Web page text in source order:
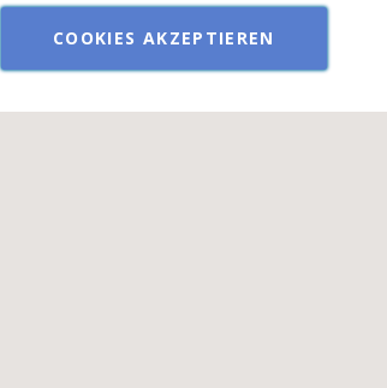
Verkauf ausschließlich an
COOKIES AKZEPTIEREN